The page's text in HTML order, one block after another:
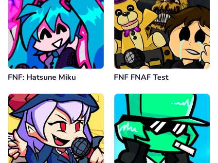
FNF: Hatsune Miku FNF FNAF Test